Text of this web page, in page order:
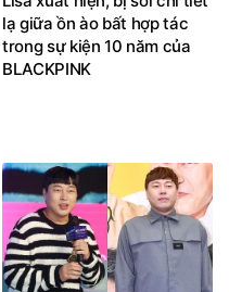
lạ giữa ồn ào bất hợp tác
trong sự kiện 10 năm của
BLACKPINK